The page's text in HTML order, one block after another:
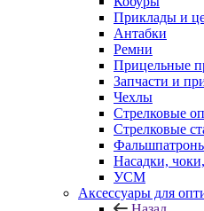
Приклады и
Антабки
Ремни
Прицельные
Запчасти и
Чехлы
Стрелковые
Стрелковые
Насадки,
УСМ
Аксессуары для